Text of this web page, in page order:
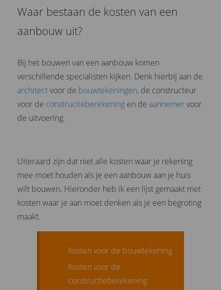
Waar bestaan de kosten van een
aanbouw uit?
Bij het bouwen van een aanbouw komen
verschillende specialisten kijken. Denk hierbij aan de
architectvoor de bouwtekeningen, de constructeur
voor de constructieberekening en de aannemervoor
de uitvoering.
Uiteraard zijn dat niet alle kosten waar je rekening
mee moet houden als je een aanbouw aan je huis
wilt bouwen. Hieronder heb ik een lijst gemaakt met
kosten waar je aan moet denken als je een begroting
maakt.
Kosten voor de bouwtekening
Kosten voor de
constructieberekening